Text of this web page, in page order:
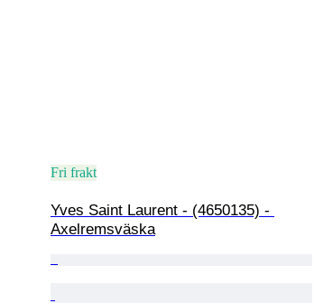
Fri frakt
Yves Saint Laurent - (4650135) -
Axelremsväska